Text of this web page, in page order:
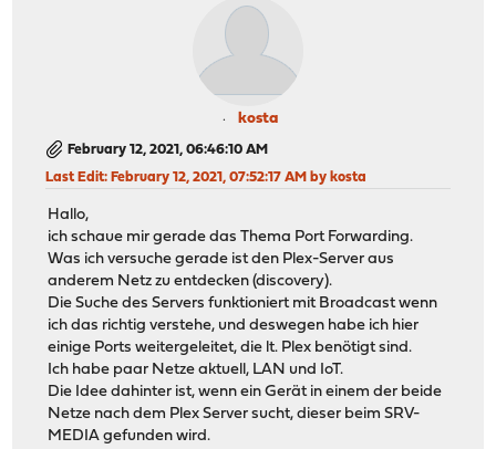
kosta
February 12, 2021, 06:46:10 AM
Last Edit: February 12, 2021, 07:52:17 AM by kosta
Hallo,
ich schaue mir gerade das Thema Port Forwarding.
Was ich versuche gerade ist den Plex-Server aus
anderem Netz zu entdecken (discovery).
Die Suche des Servers funktioniert mit Broadcast wenn
ich das richtig verstehe, und deswegen habe ich hier
einige Ports weitergeleitet, die lt. Plex benötigt sind.
Ich habe paar Netze aktuell, LAN und IoT.
Die Idee dahinter ist, wenn ein Gerät in einem der beide
Netze nach dem Plex Server sucht, dieser beim SRV-
MEDIA gefunden wird.